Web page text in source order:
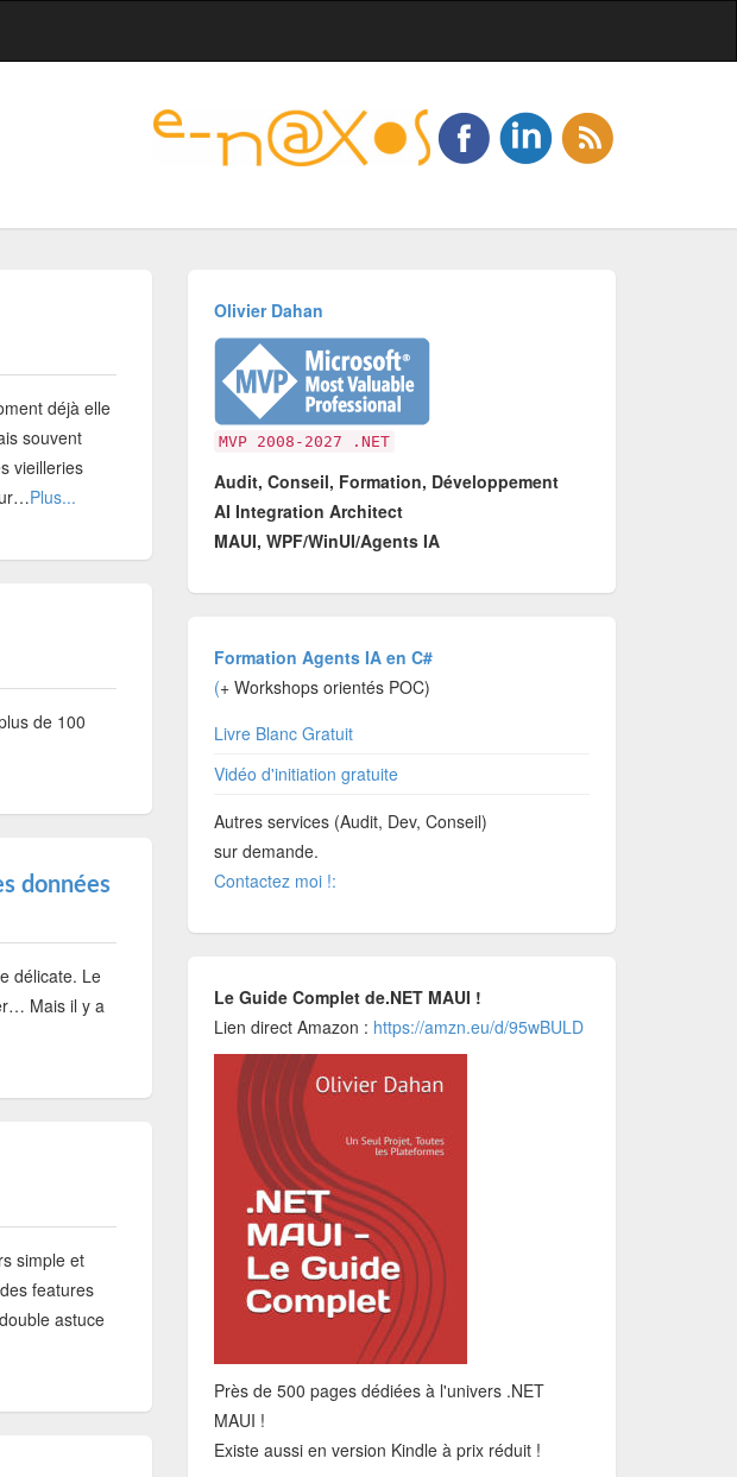
déjà elle
souvent
vieilleries
Plus...
de 100
données
délicate. Le
Mais il y a
simple et
features
astuce
Olivier Dahan
MVP 2008-2027 .NET
Audit, Conseil, Formation, Développement
AI Integration Architect
MAUI, WPF/WinUI/Agents IA
Formation Agents IA en C#
(+ Workshops orientés POC)
Livre Blanc Gratuit
Vidéo d'initiation gratuite
Autres services (Audit, Dev, Conseil)
sur demande.
Contactez moi !:
Le Guide Complet de.NET MAUI !
Lien direct Amazon : https://amzn.eu/d/95wBULD
Près de 500 pages dédiées à l'univers .NET
MAUI !
Existe aussi en version Kindle à prix réduit !